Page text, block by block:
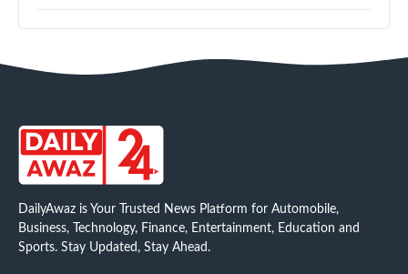
DailyAwaz is Your Trusted News Platform for Automobile,
Business, Technology, Finance, Entertainment, Education and
Sports. Stay Updated, Stay Ahead.